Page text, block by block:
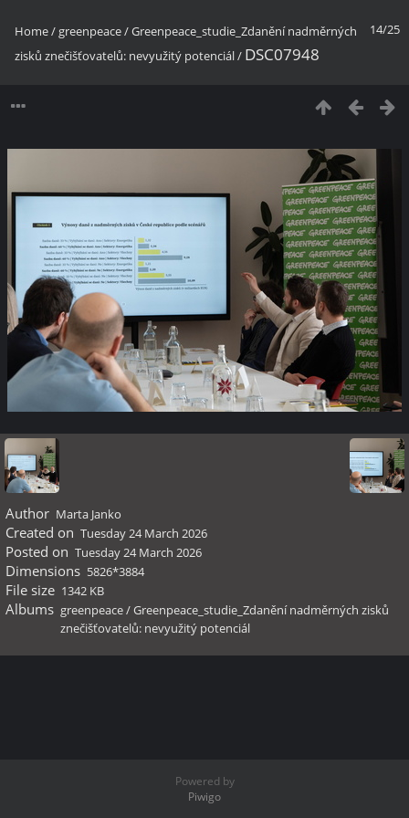
14/25
Home/ greenpeace/Greenpeace_studie_Zdanění nadměrných
zisků znečišťovatelů: nevyužitý potenciál/ DSC07948
Author Marta Janko
Created on Tuesday 24 March 2026
Posted on Tuesday 24 March 2026
Dimensions 5826*3884
File size 1342 KB
Albums greenpeace/Greenpeace_studie_Zdanění nadměrných zisků
znečišťovatelů: nevyužitý potenciál
Powered by
Piwigo